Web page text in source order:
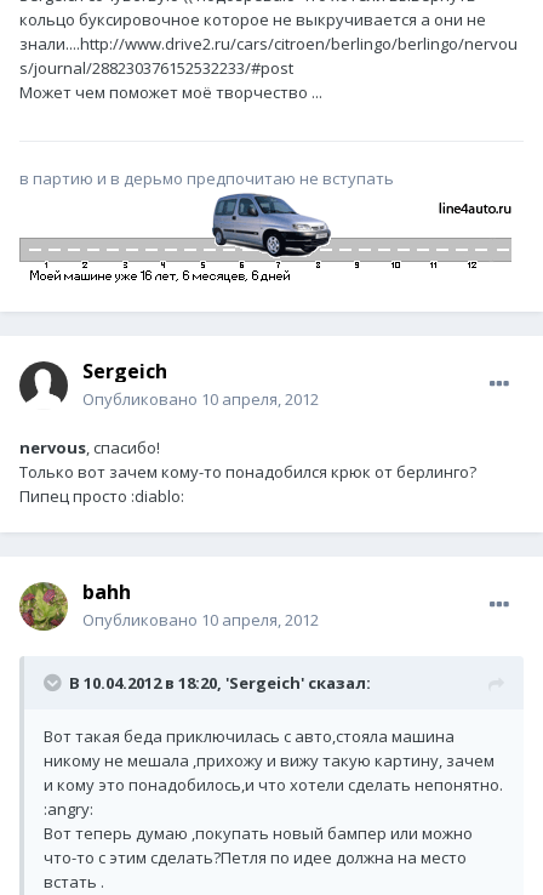
кольцо буксировочное которое не выкручивается а они не
знали....http://www.drive2.ru/cars/citroen/berlingo/berlingo/nervou
s/journal/288230376152532233/#post
Может чем поможет моё творчество ...
в партию и в дерьмо предпочитаю не вступать
Sergeich
Опубликовано 10 апреля, 2012
nervous, спасибо!
Только вот зачем кому-то понадобился крюк от берлинго?
Пипец просто :diablo:
bahh
Опубликовано 10 апреля, 2012
В 10.04.2012 в 18:20, 'Sergeich' сказал:
Вот такая беда приключилась с авто,стояла машина
никому не мешала ,прихожу и вижу такую картину, зачем
и кому это понадобилось,и что хотели сделать непонятно.
:angry:
Вот теперь думаю ,покупать новый бампер или можно
что-то с этим сделать?Петля по идее должна на место
встать .